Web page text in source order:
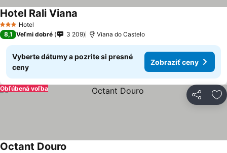
3 Počet hviezdičiek
Hotel
Hotel Rali Viana
8,1 Veľmi dobré 3 209 Viana do Castelo
Vyberte dátumy a pozrite si presné
ceny
Zobraziť ceny
Zdieľať
Obľúbená voľba
Octant Douro